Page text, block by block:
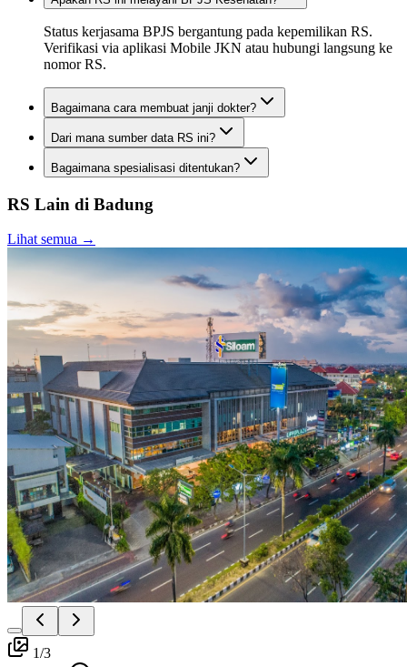
Status kerjasama BPJS bergantung pada kepemilikan RS.
Verifikasi via aplikasi Mobile JKN atau hubungi langsung ke
nomor RS.
Bagaimana cara membuat janji dokter?
Dari mana sumber data RS ini?
Bagaimana spesialisasi ditentukan?
RS Lain di Badung
Lihat semua →
1/3